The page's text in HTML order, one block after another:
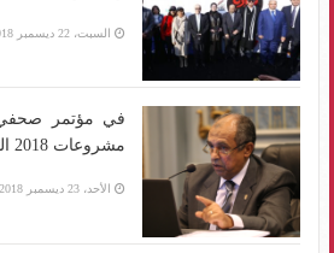
السبت، 22 ديسمبر 2018 01:00 م
في مؤتمر
مشروعات 2018 التنموية
الأحد، 23 ديسمبر 2018 06:00 م